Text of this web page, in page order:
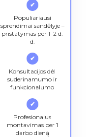
✔
Populiariausi
sprendimai sandėlyje –
pristatymas per 1–2 d.
d.
✔
Konsultacijos dėl
suderinamumo ir
funkcionalumo
✔
Profesionalus
montavimas per 1
darbo dieną